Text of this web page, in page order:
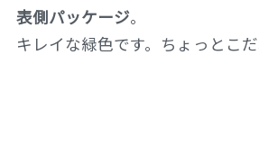
表側パッケージ。
キレイな緑色です。ちょっとこだ